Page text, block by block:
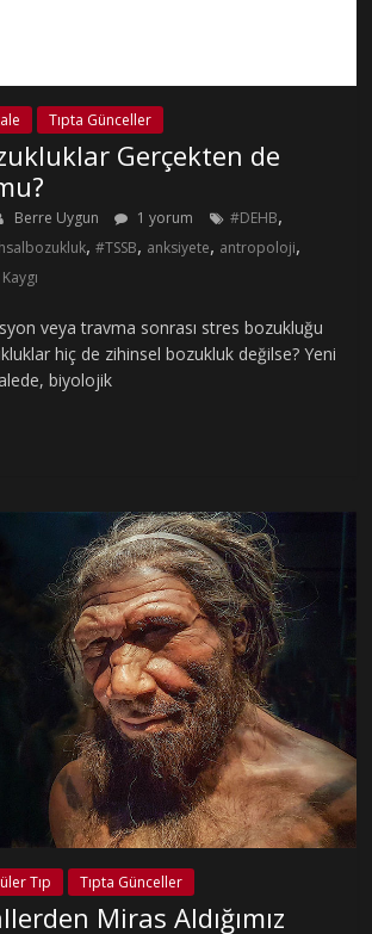
Tıpta Günceller
Gerçekten de
Berre Uygun 1 yorum #DEHB,
,#TSSB, anksiyete, antropoloji,
Kaygı
veya travma sonrası stres bozukluğu
hiç de zihinsel bozukluk değilse? Yeni
biyolojik
Tıp Tıpta Günceller
Miras Aldığımız